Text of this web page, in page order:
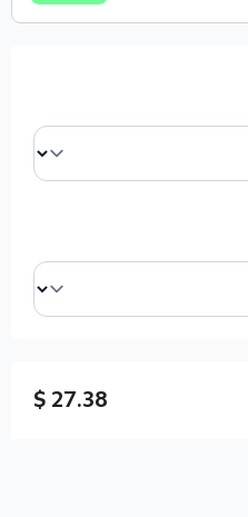
27.38 $